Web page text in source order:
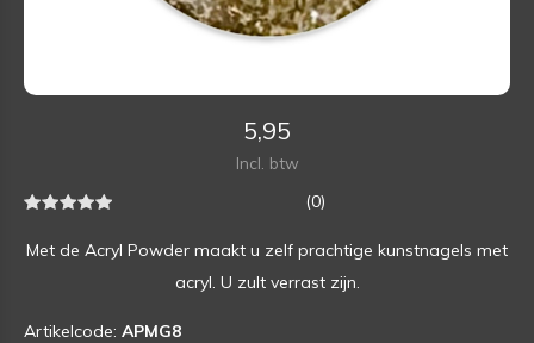
5,95
Incl. btw
(0)
Met de Acryl Powder maakt u zelf prachtige kunstnagels met
acryl. U zult verrast zijn.
Artikelcode: APMG8